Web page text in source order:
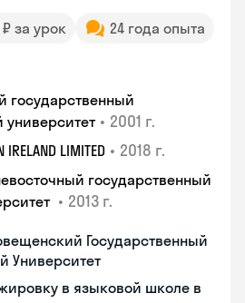
₽ за урок
24 года опыта
государственный
университет • 2001 г.
LIMITED • 2018 г.
государственный
• 2013 г.
Государственный
Университет
в языковой школе в